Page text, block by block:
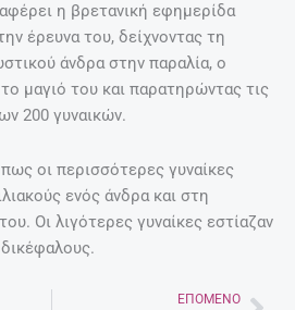
η βρετανική εφημερίδα
έρευνα του, δείχνοντας τη
άνδρα στην παραλία, ο
μαγιό του και παρατηρώντας τις
200 γυναικών.
οι περισσότερες γυναίκες
ενός άνδρα και στη
Οι λιγότερες γυναίκες εστίαζαν
ΕΠΌΜΕΝΟ